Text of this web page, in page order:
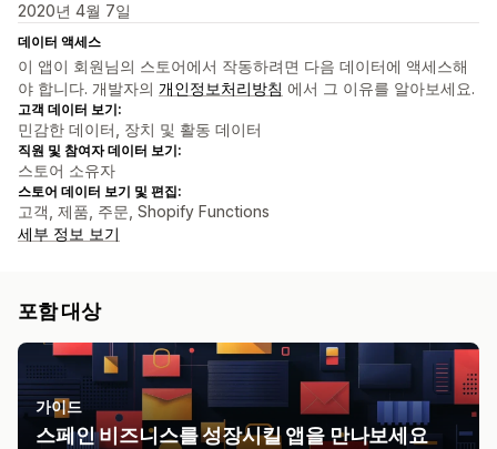
2020년 4월 7일
데이터 액세스
이 앱이 회원님의 스토어에서 작동하려면 다음 데이터에 액세스해
야 합니다. 개발자의 개인정보처리방침 에서 그 이유를 알아보세요.
고객 데이터 보기:
민감한 데이터, 장치 및 활동 데이터
직원 및 참여자 데이터 보기:
스토어 소유자
스토어 데이터 보기 및 편집:
고객, 제품, 주문, Shopify Functions
세부 정보 보기
포함 대상
가이드
스페인 비즈니스를 성장시킬 앱을 만나보세요